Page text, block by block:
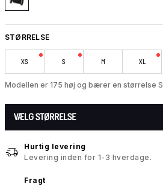
STØRRELSE
XS S M XL
Modellen er 175 høj og bærer en størrelse S
VÆLG STØRRELSE
Hurtig levering
Levering inden for 1-3 hverdage.
Fragt